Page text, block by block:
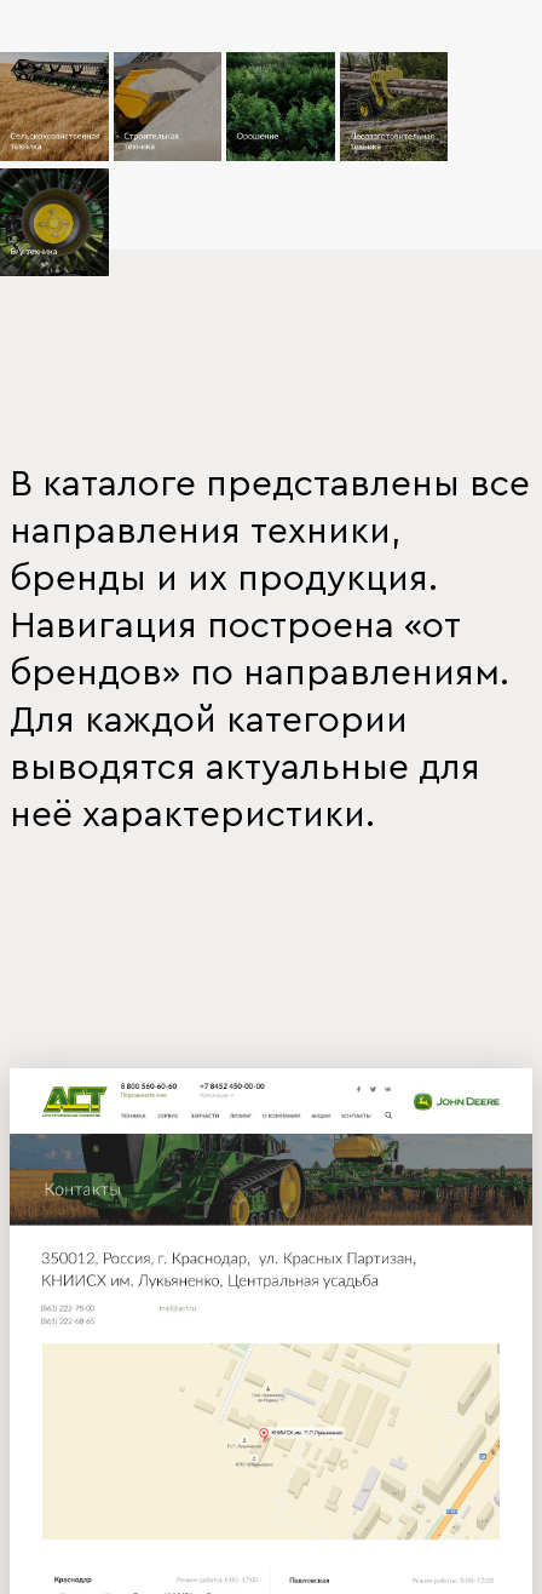
В каталоге представлены все
направления техники,
бренды и их продукция.
Навигация построена «от
брендов» по направлениям.
Для каждой категории
выводятся актуальные для
неё характеристики.